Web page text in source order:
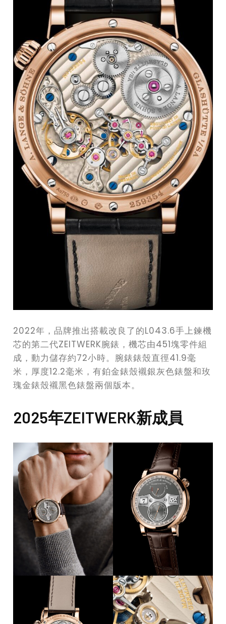
2022年，品牌推出搭載改良了的L043.6手上鍊機
芯的第二代ZEITWERK腕錶，機芯由451塊零件組
成，動力儲存約72小時。腕錶錶殼直徑41.9毫
米，厚度12.2毫米，有鉑金錶殼襯銀灰色錶盤和玫
瑰金錶殼襯黑色錶盤兩個版本。
2025年ZEITWERK新成員